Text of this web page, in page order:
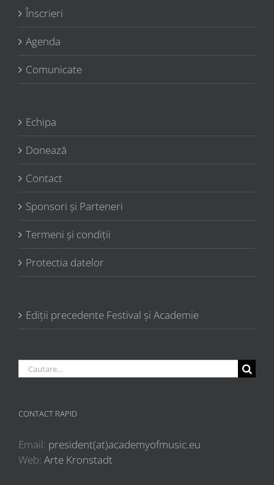
Înscrieri
Agenda
Comunicate
Echipa
Donează
Contact
Sponsori şi Parteneri
Termeni şi condiţii
Protectia datelor
Ediții precedente Festival și Academie
Cautare...
CONTACT RAPID
Email: president(at)academyofmusic.eu
Web: Arte Kronstadt